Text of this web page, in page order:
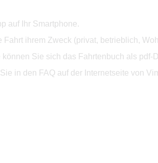
auf Ihr Smartphone.
ihrem Zweck (privat, betrieblich,
können Sie sich das Fahrtenbuch als
in den FAQ auf der Internetseite von